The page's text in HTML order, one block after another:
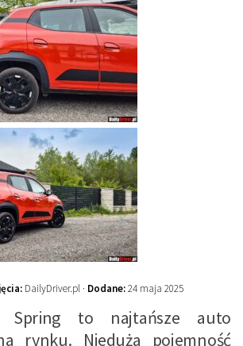
DailyDriver.pl · Dodane:24 maja 2025
Spring to najtańsze auto
rynku. Nieduża pojemność